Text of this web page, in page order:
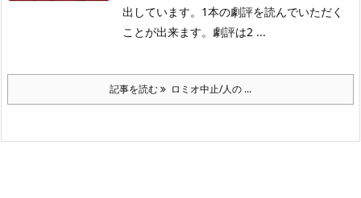
出しています。1本の劇評を読んでいただく
ことが出来ます。劇評は2 ...
記事を読む ロミオ中止/人の ...